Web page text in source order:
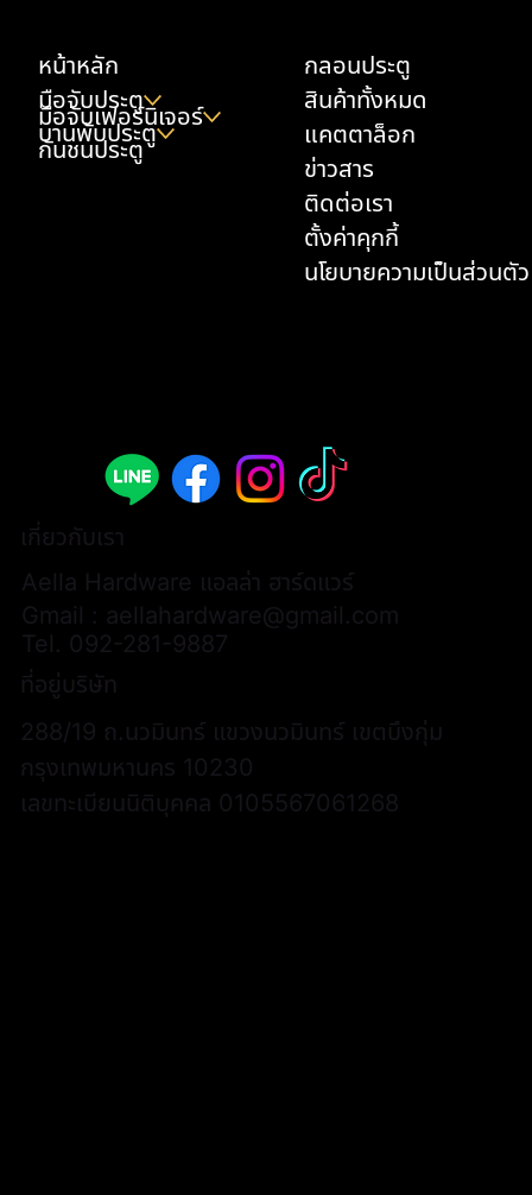
มือจับประตูก้านโยก - A308B-AL002-ABY
฿9,900.00
มือจับประตูก้านโยก - A308B-AL003-ABY
฿9,900.00
ด้ามจับประตู P2-3174 (1 คู่ / 2 ชิ้น)
฿13,000.00
มือจับเฟอร์นิเจอร์แบบยาว - L3066
฿700.00
มือจับเฟอร์นิเจอร์แบบยาว - L3068
฿600.00
มือจับเฟอร์นิเจอร์แบบยาว - L3174
฿580.00
ด้ามจับประตู P2-AL0001 (1 คู่ / 2 ชิ้น)
฿15,000.00
มือจับเฟอร์นิเจอร์แบบยาว - AL0028
฿600.00
มือจับประตูก้านโยก - A313B-WWH07
฿6,200.00
กันชนประตู - K33
฿900.00
มือจับเฟอร์นิเจอร์แบบยาว - L3074H
฿480.00
มือจับเฟอร์นิเจอร์ - AL0026
฿380.00
มือจับเฟอร์นิเจอร์แบบยาว - AL0025
฿380.00
มือจับเฟอร์นิเจอร์แบบยาว - AL0027
฿400.00
มือจับเฟอร์นิเจอร์แบบเหลี่ยม - AL0024
฿450.00
หน้าหลัก
มือจับประตู
มือจับเฟอร์นิเจอร์
บานพับประตู
กันชนประตู
กลอนประตู
สินค้าทั้งหมด
แคตตาล็อก
ข่าวสาร
ติดต่อเรา
ตั้งค่าคุกกี้
นโยบายความเป็นส่วนตัว
เกี่ยวกับเรา
Aella Hardware แอลล่า ฮาร์ดแวร์
Gmail : aellahardware@gmail.com
Tel. 092-281-9887
ที่อยู่บริษัท
288/19 ถ.นวมินทร์ แขวงนวมินทร์ เขตบึงกุ่ม
กรุงเทพมหานคร 10230
เลขทะเบียนนิติบุคคล 0105567061268